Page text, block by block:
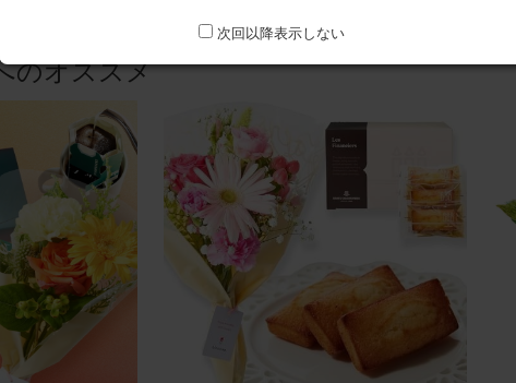
日プレゼントに
誕生日プレゼントに送りました。 花は好きだけれど、自分で買うのは中々
高いので嬉しいと喜んでもらえました。
ンジメント(ピンク) Sサイズ
30代
誕生日
日プレゼントに贈りました
のオススメ
次回以降表示しない